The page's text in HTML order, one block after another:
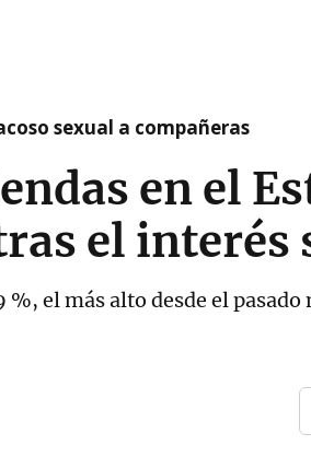
sexual a compañeras
en el
el interés
el más alto desde el pasado